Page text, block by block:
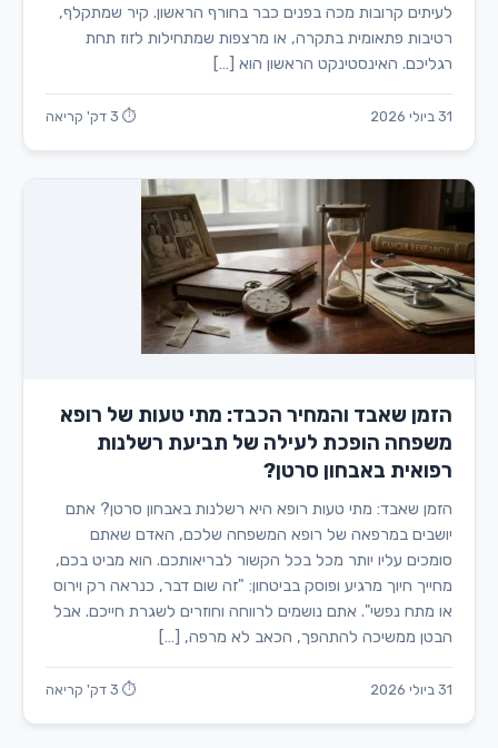
לעיתים קרובות מכה בפנים כבר בחורף הראשון. קיר שמתקלף,
רטיבות פתאומית בתקרה, או מרצפות שמתחילות לזוז תחת
רגליכם. האינסטינקט הראשון הוא […]
31 ביולי 2026 ⏱ 3 דק' קריאה
הזמן שאבד והמחיר הכבד: מתי טעות של רופא
משפחה הופכת לעילה של תביעת רשלנות
רפואית באבחון סרטן?
הזמן שאבד: מתי טעות רופא היא רשלנות באבחון סרטן? אתם
יושבים במרפאה של רופא המשפחה שלכם, האדם שאתם
סומכים עליו יותר מכל בכל הקשור לבריאותכם. הוא מביט בכם,
מחייך חיוך מרגיע ופוסק בביטחון: "זה שום דבר, כנראה רק וירוס
או מתח נפשי". אתם נושמים לרווחה וחוזרים לשגרת חייכם. אבל
הבטן ממשיכה להתהפך, הכאב לא מרפה, […]
31 ביולי 2026 ⏱ 3 דק' קריאה